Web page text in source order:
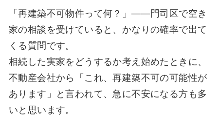
「再建築不可物件って何？」——門司区で空き
家の相談を受けていると、かなりの確率で出て
くる質問です。
相続した実家をどうするか考え始めたときに、
不動産会社から「これ、再建築不可の可能性が
あります」と言われて、急に不安になる方も多
いと思います。